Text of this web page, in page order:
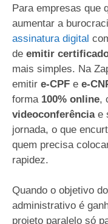
Para empresas que
aumentar a
assinatura digital
de emitir
mais simples. Na
emitir e-CPF e e-
forma 100% online,
videoconferênciae
jornada, o que
quem precisa
rapidez.
Quando o objetivo
administrativo é
projeto paralelo só